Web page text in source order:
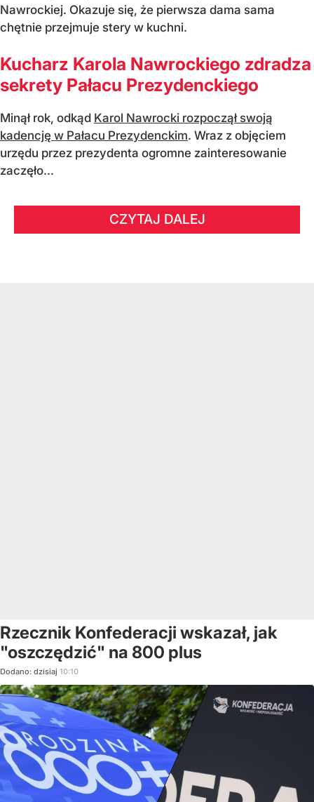
Nawrockiej. Okazuje się, że pierwsza dama sama
chętnie przejmuje stery w kuchni.
Kucharz Karola Nawrockiego zdradza
sekrety Pałacu Prezydenckiego
Minął rok, odkąd Karol Nawrocki rozpoczął swoją
kadencję w Pałacu Prezydenckim. Wraz z objęciem
urzędu przez prezydenta ogromne zainteresowanie
zaczęło...
CZYTAJ DALEJ
Rzecznik Konfederacji wskazał, jak
"oszczędzić" na 800 plus
Dodano: dzisiaj 10:10